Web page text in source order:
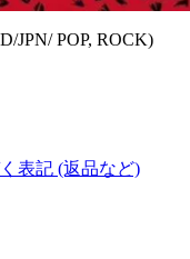
JPN/ POP, ROCK)
表記 (返品など)